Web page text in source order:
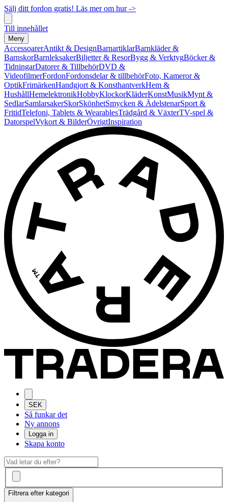
Sälj ditt fordon gratis! Läs mer om hur ->
Till innehållet
Meny
AccessoarerAntikt & DesignBarnartiklarBarnkläder &
BarnskorBarnleksakerBiljetter & ResorBygg & VerktygBöcker &
TidningarDatorer & TillbehörDVD &
VideofilmerFordonFordonsdelar & tillbehörFoto, Kameror &
OptikFrimärkenHandgjort & KonsthantverkHem &
HushållHemelektronikHobbyKlockorKläderKonstMusikMynt &
SedlarSamlarsakerSkorSkönhetSmycken & ÄdelstenarSport &
FritidTelefoni, Tablets & WearablesTrädgård & VäxterTV-spel &
DatorspelVykort & BilderÖvrigtInspiration
SEK
Så funkar det
Ny annons
Logga in
Skapa konto
Filtrera efter kategori